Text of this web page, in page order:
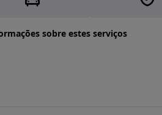
sobre estes serviços